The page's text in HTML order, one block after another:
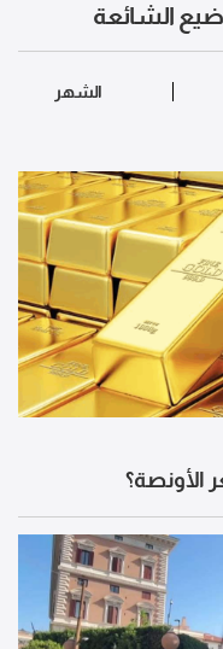
الشائعة
الأونصة؟